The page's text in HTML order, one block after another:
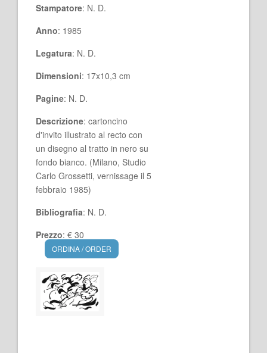
Stampatore: N. D.
Anno: 1985
Legatura: N. D.
Dimensioni: 17x10,3 cm
Pagine: N. D.
Descrizione: cartoncino
d'invito illustrato al recto con
un disegno al tratto in nero su
fondo bianco. (Milano, Studio
Carlo Grossetti, vernissage il 5
febbraio 1985)
Bibliografia: N. D.
Prezzo: € 30
ORDINA / ORDER